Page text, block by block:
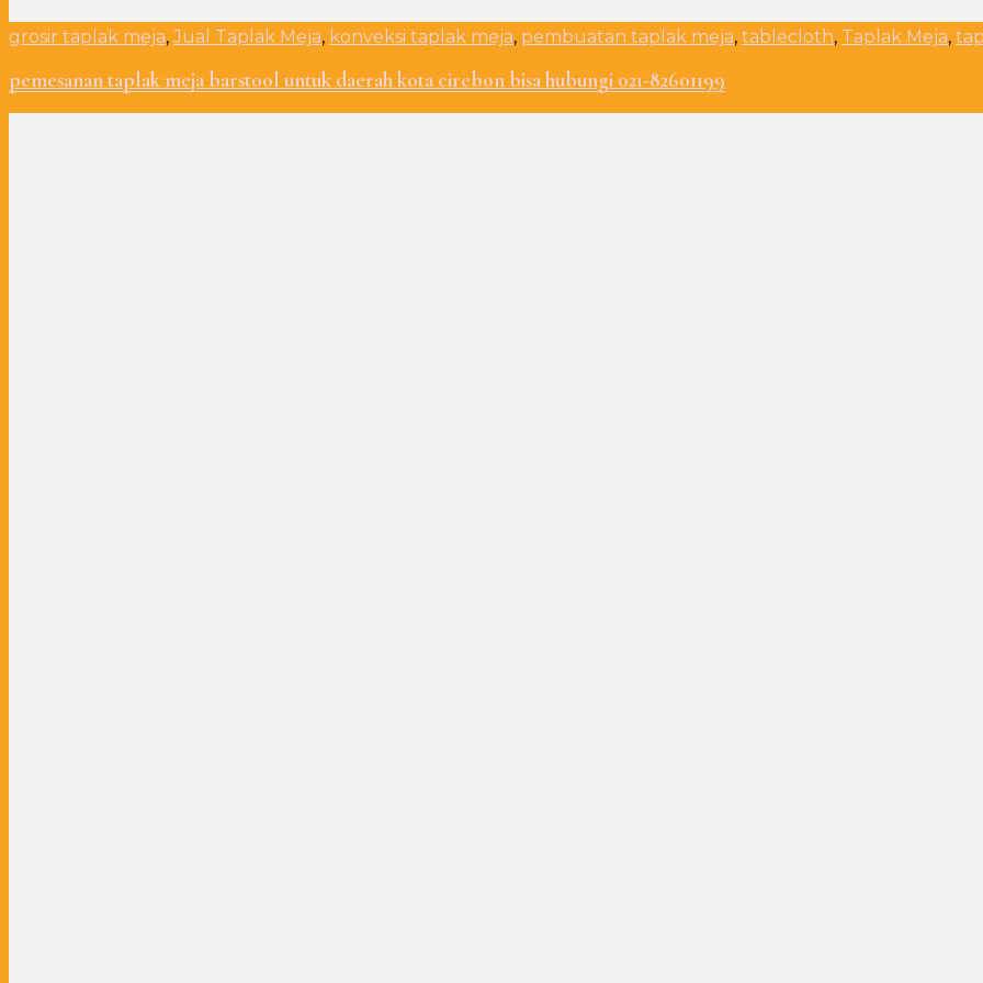
grosir taplak meja,Jual Taplak Meja, konveksi taplak meja, pembuatan taplak meja, tablecloth, Taplak Meja,
pemesanan taplak meja barstool untuk daerah kota cirebon bisa hubungi 021-82601199